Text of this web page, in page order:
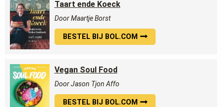
Taart ende Koeck
Door Maartje Borst
BESTEL BIJ BOL.COM
Vegan Soul Food
Door Jason Tjon Affo
BESTEL BIJ BOL.COM